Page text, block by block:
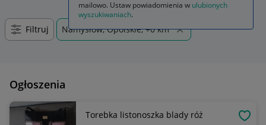
Filtruj Namysłów, Opolskie, +0 km
Ogłoszenia
Torebka listonoszka blady róż
mailowo. Ustaw powiadomienia w ulubionych
wyszukiwaniach.